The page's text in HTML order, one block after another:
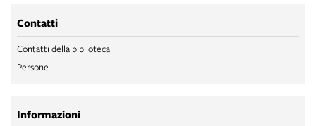
Contatti
Contatti della biblioteca
Persone
Informazioni